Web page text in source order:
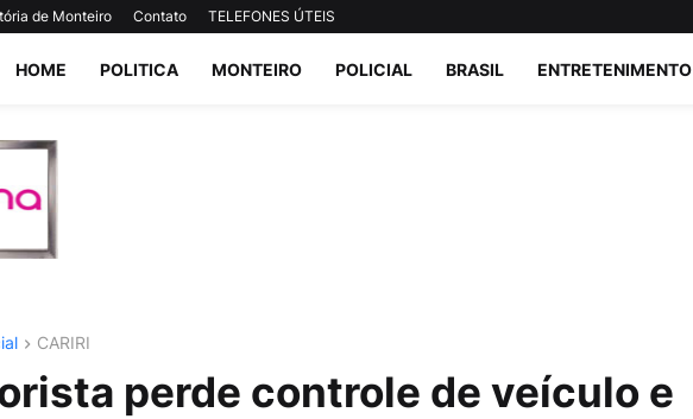
de Monteiro Contato TELEFONES ÚTEIS
HOME POLITICA MONTEIRO POLICIAL BRASIL ENTRETENIMENTO
CARIRI
perde controle de veículo e